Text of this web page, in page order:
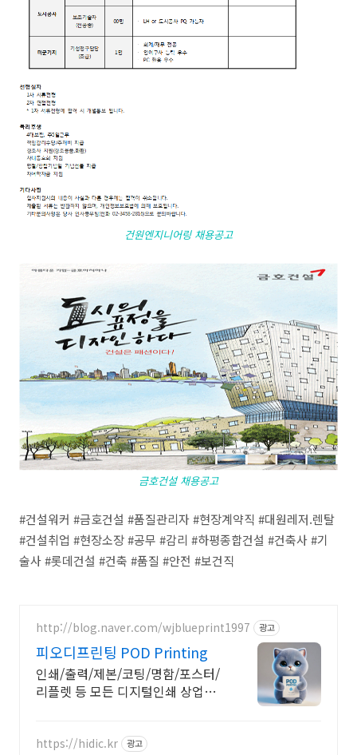
건원엔지니어링 채용공고
금호건설 채용공고
#건설워커 #금호건설 #품질관리자 #현장계약직 #대원레저.렌탈
#건설취업 #현장소장 #공무 #감리 #하평종합건설 #건축사 #기
술사 #롯데건설 #건축 #품질 #안전 #보건직
http://blog.naver.com/wjblueprint1997 광고
피오디프린팅 POD Printing
인쇄/출력/제본/코팅/명함/포스터/
리플렛 등 모든 디지털인쇄 상업인
다.
https://hidic.kr 광고